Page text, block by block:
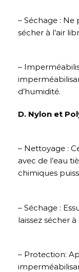
– Séchage : Ne
sécher à l’air
–
d’humidité.
D. Nylon et
– Nettoyage :
avec de l’eau
chimiques
– Séchage :
laissez sécher à
– Protection: